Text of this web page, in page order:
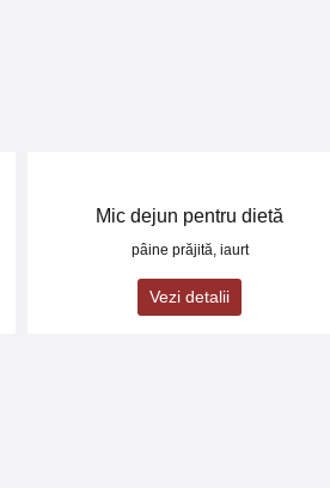
Mic dejun pentru dietă
pâine prăjită, iaurt
Vezi detalii